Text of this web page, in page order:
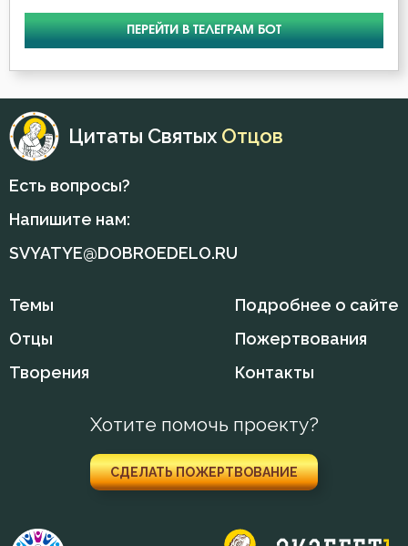
Чревоугодие
Иоанн Кассиан Римлянин
Иоанн Кронштадтский
Иоанн Лествичник
Иосиф Оптинский (Литовкин)
Исаак Сирин Ниневийский
Макарий Оптинский (Иванов)
ПЕРЕЙТИ В ТЕЛЕГРАМ БОТ
Цитаты Святых Отцов
Есть вопросы?
Напишите нам:
SVYATYE@DOBROEDELO.RU
Темы
Отцы
Творения
Подробнее о сайте
Пожертвования
Контакты
Хотите помочь проекту?
СДЕЛАТЬ ПОЖЕРТВОВАНИЕ